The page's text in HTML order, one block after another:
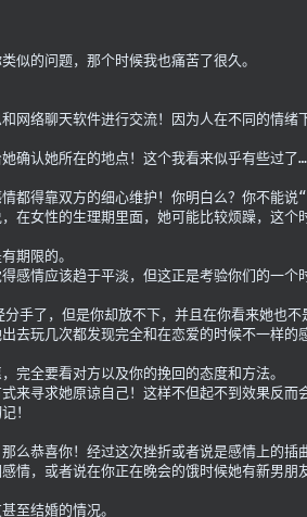
似的问题，那个时候我也痛苦了很久。
网络聊天软件进行交流！因为人在不同的情
确认她所在的地点！这个我看来似乎有些过
都得靠双方的细心维护！你明白么？你不能
在女性的生理期里面，她可能比较烦躁，这
期限的。
感情应该趋于平淡，但这正是考验你们的一
手了，但是你却放不下，并且在你看来她也
去玩几次都发现完全和在恋爱的时候不一样
完全要看对方以及你的挽回的态度和方法。
来寻求她原谅自己！这样不但起不到效果反
！
么恭喜你！经过这次挫折或者说是感情上的
情，或者说在你正在晚会的饿时候她有新男
至结婚的情况。